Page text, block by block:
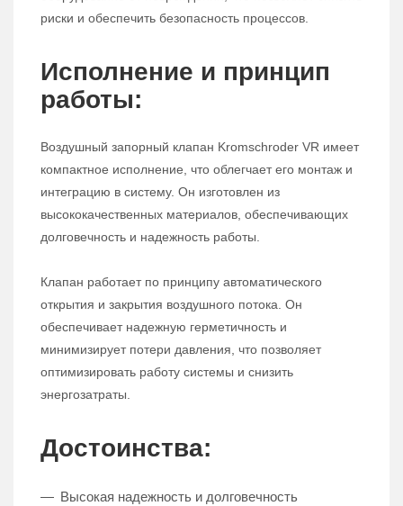
риски и обеспечить безопасность процессов.
Исполнение и принцип
работы:
Воздушный запорный клапан Kromschroder VR имеет
компактное исполнение, что облегчает его монтаж и
интеграцию в систему. Он изготовлен из
высококачественных материалов, обеспечивающих
долговечность и надежность работы.
Клапан работает по принципу автоматического
открытия и закрытия воздушного потока. Он
обеспечивает надежную герметичность и
минимизирует потери давления, что позволяет
оптимизировать работу системы и снизить
энергозатраты.
Достоинства:
Высокая надежность и долговечность